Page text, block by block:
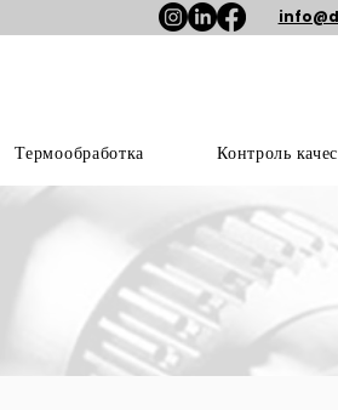
Термообработка Контроль